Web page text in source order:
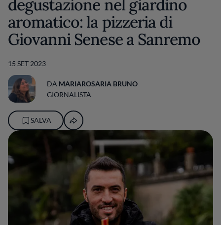
degustazione nel giardino
aromatico: la pizzeria di
Giovanni Senese a Sanremo
15 SET 2023
DA MARIAROSARIA BRUNO
GIORNALISTA
SALVA